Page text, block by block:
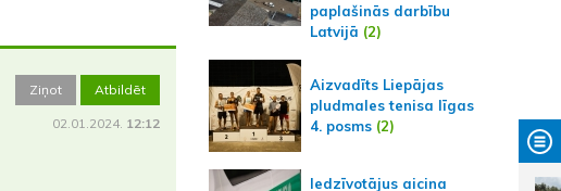
Ziņot Atbildēt
02.01.2024. 12:12
paplašinās darbību
Latvijā (2)
Aizvadīts Liepājas
pludmales tenisa līgas
4. posms(2)
Iedzīvotājus aicina